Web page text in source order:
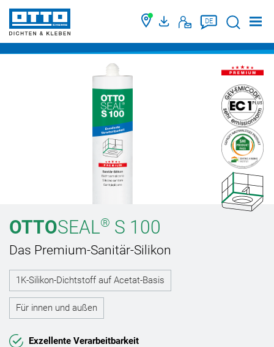
DE Suche
OTTOSEAL® S 100
Das Premium-Sanitär-Silikon
1K-Silikon-Dichtstoff auf Acetat-Basis
Für innen und außen
Exzellente Verarbeitbarkeit